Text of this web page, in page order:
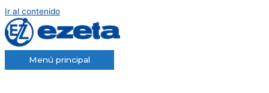
Ir al contenido
Menú principal